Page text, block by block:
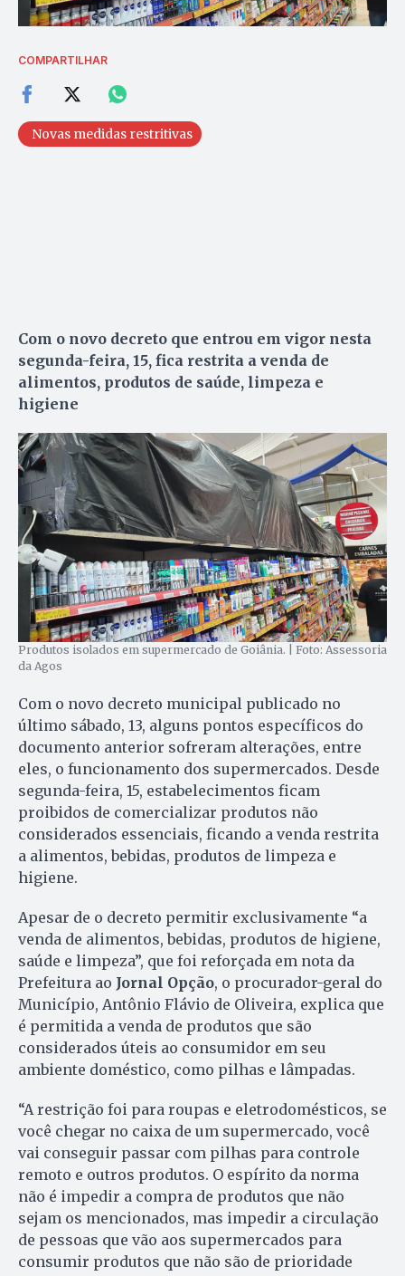
COMPARTILHAR
Novas medidas restritivas
Com o novo decreto que entrou em vigor nesta
segunda-feira, 15, fica restrita a venda de
alimentos, produtos de saúde, limpeza e
higiene
Produtos isolados em supermercado de Goiânia. | Foto: Assessoria
da Agos
Com o novo decreto municipal publicado no
último sábado, 13, alguns pontos específicos do
documento anterior sofreram alterações, entre
eles, o funcionamento dos supermercados. Desde
segunda-feira, 15, estabelecimentos ficam
proibidos de comercializar produtos não
considerados essenciais, ficando a venda restrita
a alimentos, bebidas, produtos de limpeza e
higiene.
Apesar de o decreto permitir exclusivamente “a
venda de alimentos, bebidas, produtos de higiene,
saúde e limpeza”, que foi reforçada em nota da
Prefeitura ao Jornal Opção, o procurador-geral do
Município, Antônio Flávio de Oliveira, explica que
é permitida a venda de produtos que são
considerados úteis ao consumidor em seu
ambiente doméstico, como pilhas e lâmpadas.
“A restrição foi para roupas e eletrodomésticos, se
você chegar no caixa de um supermercado, você
vai conseguir passar com pilhas para controle
remoto e outros produtos. O espírito da norma
não é impedir a compra de produtos que não
sejam os mencionados, mas impedir a circulação
de pessoas que vão aos supermercados para
consumir produtos que não são de prioridade